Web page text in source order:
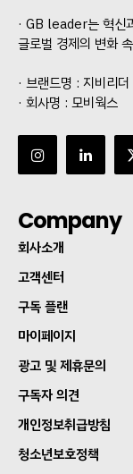
· GB leader는 혁신
글로벌 경제의 변화
· 브랜드명 : 지비리더
· 회사명 : 모비웍스
Company
회사소개
고객센터
구독 플랜
마이페이지
광고 및 제휴문의
구독자 의견
개인정보취급방침
청소년보호정책